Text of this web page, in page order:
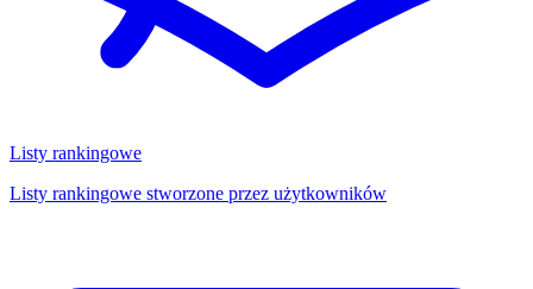
Listy rankingowe
Listy rankingowe stworzone przez użytkowników